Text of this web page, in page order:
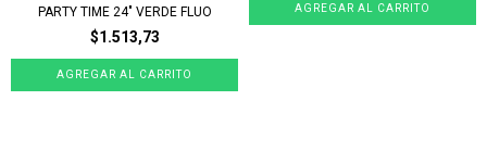
PARTY TIME 24" VERDE FLUO
$1.513,73